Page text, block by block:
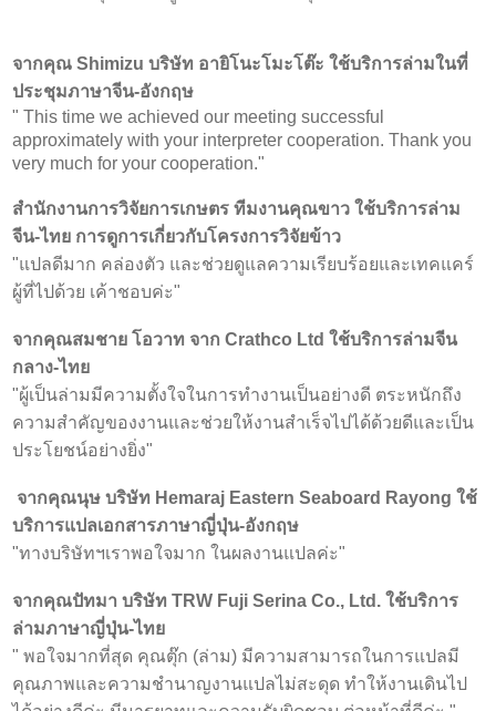
จากคุณ Shimizu บริษัท อายิโนะโมะโต๊ะ ใช้บริการล่ามในที่
ประชุมภาษาจีน-อังกฤษ
" This time we achieved our meeting successful
approximately with your interpreter cooperation. Thank you
very much for your cooperation."
สำนักงานการวิจัยการเกษตร ทีมงานคุณขาว ใช้บริการล่าม
จีน-ไทย การดูการเกี่ยวกับโครงการวิจัยข้าว
"แปลดีมาก คล่องตัว และช่วยดูแลความเรียบร้อยและเทคแคร์
ผู้ที่ไปด้วย เค้าชอบค่ะ"
จากคุณสมชาย โอวาท จาก Crathco Ltd ใช้บริการล่ามจีน
กลาง-ไทย
"ผู้เป็นล่ามมีความตั้งใจในการทำงานเป็นอย่างดี ตระหนักถึง
ความสำคัญของงานและช่วยให้งานสำเร็จไปได้ด้วยดีและเป็น
ประโยชน์อย่างยิ่ง"
จากคุณนุษ บริษัท Hemaraj Eastern Seaboard Rayong ใช้
บริการแปลเอกสารภาษาญี่ปุ่น-อังกฤษ
"ทางบริษัทฯเราพอใจมาก ในผลงานแปลค่ะ"
จากคุณปัทมา บริษัท TRW Fuji Serina Co., Ltd. ใช้บริการ
ล่ามภาษาญี่ปุ่น-ไทย
" พอใจมากที่สุด คุณตุ๊ก (ล่าม) มีความสามารถในการแปลมี
คุณภาพและความชำนาญงานแปลไม่สะดุด ทำให้งานเดินไป